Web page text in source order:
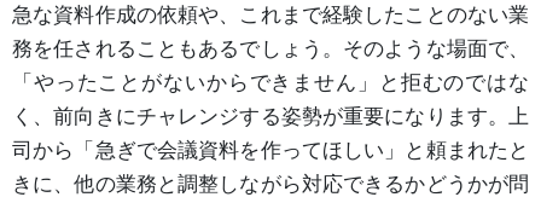
急な資料作成の依頼や、これまで経験したことのない業
務を任されることもあるでしょう。そのような場面で、
「やったことがないからできません」と拒むのではな
く、前向きにチャレンジする姿勢が重要になります。上
司から「急ぎで会議資料を作ってほしい」と頼まれたと
きに、他の業務と調整しながら対応できるかどうかが問